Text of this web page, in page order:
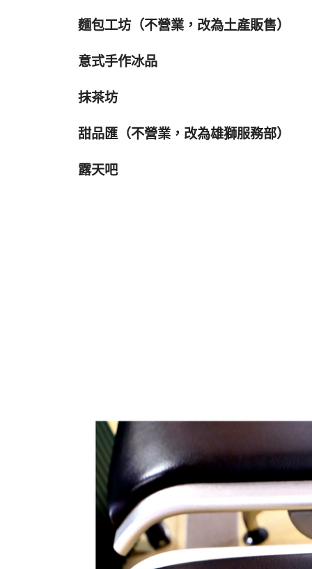
麵包工坊（不營業，改為土產販售）
意式手作冰品
抹茶坊
甜品匯（不營業，改為雄獅服務部）
露天吧